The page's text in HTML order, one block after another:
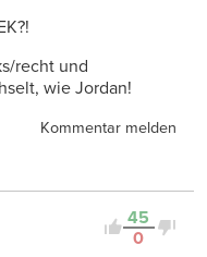
recht und
wie Jordan!
Kommentar melden
45
0